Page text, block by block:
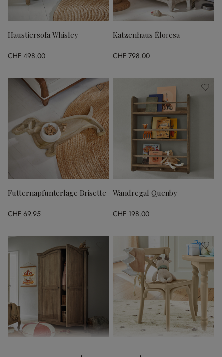
Haustiersofa Whisley
CHF 498.00
Katzenhaus Éloresa
CHF 798.00
Futternapfunterlage Brisette
CHF 69.95
Wandregal Quenby
CHF 198.00